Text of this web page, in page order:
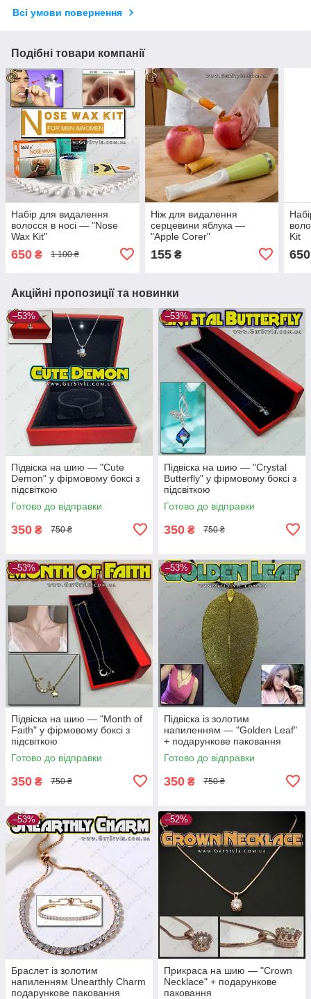
Всі умови повернення
Подібні товари компанії
Набір для видалення
волосся в носі — "Nose
Wax Kit"
650 ₴ 1 100 ₴
Ніж для видалення
серцевини яблука —
"Apple Corer"
155₴
Kit
650
Акційні пропозиції та новинки
–53%
Підвіска на шию — "Cute
Demon" у фірмовому боксі з
підсвіткою
Готово до відправки
350 ₴ 750 ₴
–53%
Підвіска на шию — "Crystal
Butterfly" у фірмовому боксі з
підсвіткою
Готово до відправки
350 ₴ 750 ₴
–53%
Підвіска на шию — "Month of
Faith" у фірмовому боксі з
підсвіткою
Готово до відправки
350 ₴ 750 ₴
–53%
Підвіска із золотим
напиленням — "Golden Leaf"
+ подарункове паковання
Готово до відправки
350 ₴ 750 ₴
–53%
Браслет із золотим
напиленням Unearthly Charm
подарункове паковання
–52%
Прикраса на шию — "Crown
Necklace" + подарункове
паковання